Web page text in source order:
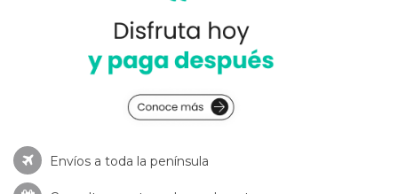
Envíos a toda la península